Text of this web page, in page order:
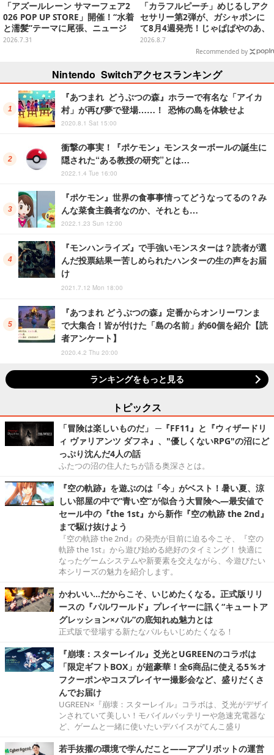
「アズールレーン サマーフェア2
026 POP UP STORE」開催！“水着
と濡髪”テーマに尾張、ニュージ
ャージーなど新規描き下ろしイラ
2026.7.31
「カラフルピーチ」めじるしアク
セサリー第2弾が、ガシャポンに
て8月4週発売！じゃぱぱやのあ、
シヴァたちメンバー11名分ライン
2026.8.7
Recommended by
Nintendo Switchアクセスランキング
『あつまれ どうぶつの森』ホラーで有名な「アイカ
村」が再び夢で登場……！ 恐怖の島を体験せよ
2020.8.1 Sat 15:00
衝撃の事実！『ポケモン』モンスターボールの誕生に
隠された“ある教授の研究”とは…
2022.1.4 Tue 16:00
『ポケモン』世界の食事事情ってどうなってるの？み
んな菜食主義者なのか、それとも…
2022.1.23 Sun 12:00
『モンハンライズ』で手強いモンスターは？読者が選
んだ投票結果ー苦しめられたハンターの生の声をお届
け
2021.7.12 Mon 18:00
『あつまれ どうぶつの森』定番からオンリーワンま
で大集合！皆が付けた「島の名前」約60個を紹介【読
者アンケート】
2020.4.2 Thu 20:00
ランキングをもっと見る
トピックス
「冒険は楽しいものだ」 ─『FF11』と『ウィザードリ
ィ ヴァリアンツ ダフネ』、"優しくないRPG"の沼にど
っぷり沈んだ4人の話
ふたつの沼の住人たちが語る奥深さとは。
『空の軌跡』を遊ぶのは「今」がベスト！暑い夏、涼
しい部屋の中で“青い空”が似合う大冒険へ―最安値で
セール中の『the 1st』から新作『空の軌跡 the 2nd』
まで駆け抜けよう
『空の軌跡 the 2nd』の発売が目前に迫る今こそ、『空の
軌跡 the 1st』から遊び始める絶好のタイミング！ 快適に
なったゲームシステムや新要素を交えながら、今遊びたい
本シリーズの魅力を紹介します。
かわいい…だからこそ、いじめたくなる。正式版リリ
ースの『パルワールド』プレイヤーに訊く“キュートア
グレッション×パル”の底知れぬ魅力とは
正式版で登場する新たなパルもいじめたくなる！
『崩壊：スターレイル』爻光とUGREENのコラボは
「限定ギフトBOX」が超豪華！全6商品に使える5％オ
フクーポンやコスプレイヤー撮影会など、盛りだくさ
んでお届け
UGREEN×『崩壊：スターレイル』コラボは、爻光がデザイ
ンされていて美しい！モバイルバッテリーや急速充電器な
ど、ゲームと一緒に使いたいデバイスがてんこ盛り
若手抜擢の環境で学んだこと――アプリボットの運営